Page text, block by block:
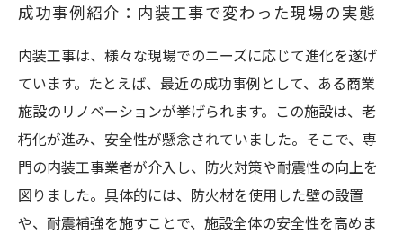
成功事例紹介：内装工事で変わった現場の実態
内装工事は、様々な現場でのニーズに応じて進化を遂げ
ています。たとえば、最近の成功事例として、ある商業
施設のリノベーションが挙げられます。この施設は、老
朽化が進み、安全性が懸念されていました。そこで、専
門の内装工事業者が介入し、防火対策や耐震性の向上を
図りました。具体的には、防火材を使用した壁の設置
や、耐震補強を施すことで、施設全体の安全性を高めま